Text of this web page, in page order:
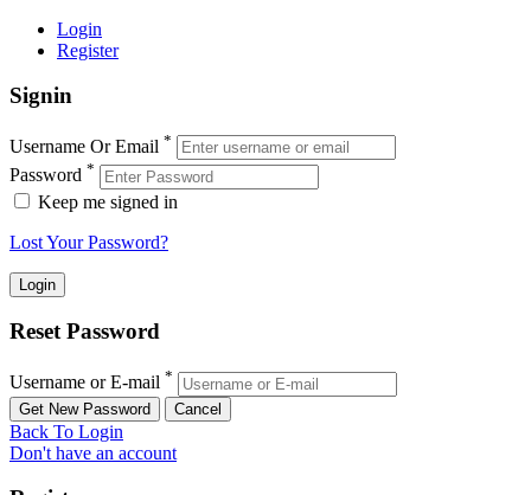
Login
Register
Signin
Username Or Email *
Password *
Keep me signed in
Lost Your Password?
Reset Password
Username or E-mail *
Back To Login
Don't have an account